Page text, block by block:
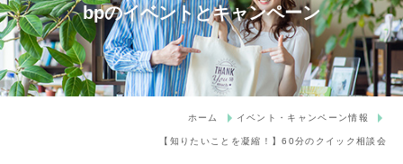
bpのイベントとキャンペーン
ホーム イベント・キャンペーン情報
【知りたいことを凝縮！】60分のクイック相談会